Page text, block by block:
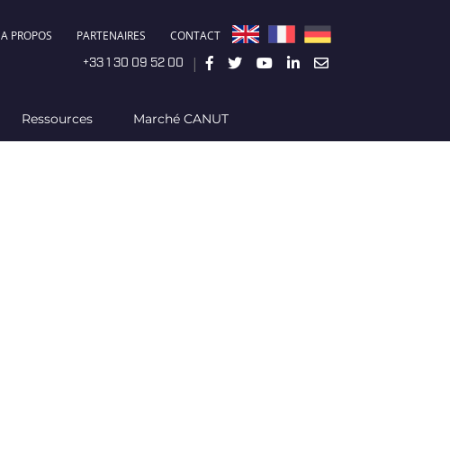
A PROPOS PARTENAIRES CONTACT
+33 1 30 09 52 00 |
Ressources Marché CANUT